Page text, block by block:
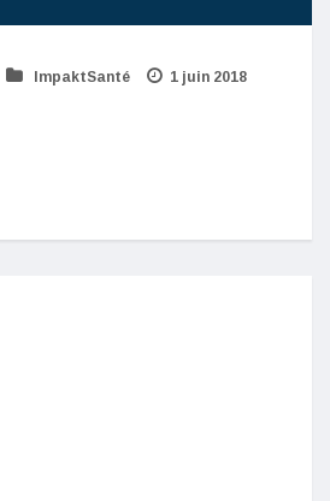
ImpaktSanté 1 juin 2018